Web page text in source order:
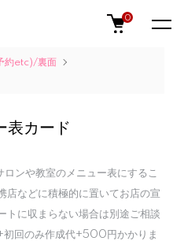
0
約etc)/裏面
表カード
ンや教室のメニュー表にするこ
店などに積極的に置いてお店の宣
トに収まらない場合は別途ご相談
初回のみ作成代+500円かかりま